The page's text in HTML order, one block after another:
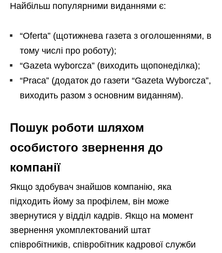
Найбільш популярними виданнями є:
“Oferta” (щотижнева газета з оголошеннями, в
тому числі про роботу);
“Gazeta wyborcza” (виходить щопонеділка);
“Praca” (додаток до газети “Gazeta Wyborcza”,
виходить разом з основним виданням).
Пошук роботи шляхом
особистого звернення до
компанії
Якщо здобувач знайшов компанію, яка
підходить йому за профілем, він може
звернутися у відділ кадрів. Якщо на момент
звернення укомплектований штат
співробітників, співробітник кадрової служби